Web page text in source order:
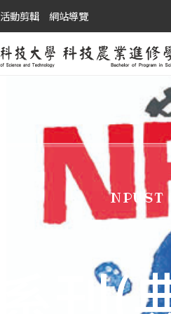
活動剪輯 網站導覽
NPUST
系刊